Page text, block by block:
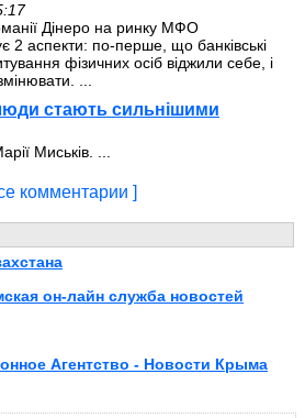
Дінеро на ринку МФО
2 аспекти: по-перше, що банківські
фізичних осіб віджили себе, і
...
люди стають сильнішими
Миськів. ...
комментарии ]
он-лайн служба новостей
Агентство - Новости Крыма